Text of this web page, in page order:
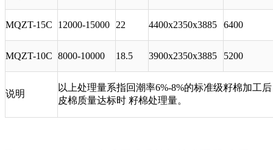
MQZT-15C 12000-15000 22 4400x2350x3885 6400
MQZT-10C 8000-10000 18.5 3900x2350x3885 5200
说明
以上处理量系指回潮率6%-8%的标准级籽棉加工后
皮棉质量达标时 籽棉处理量。